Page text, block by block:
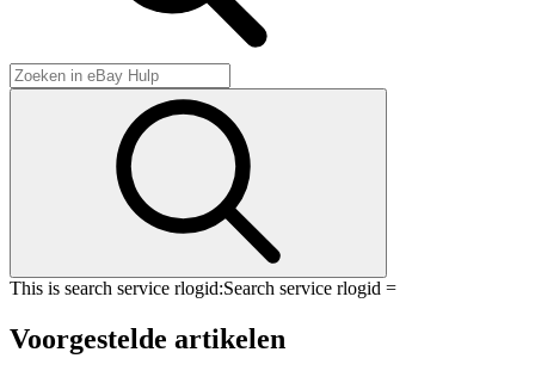
This is search service rlogid:Search service rlogid =
Voorgestelde artikelen